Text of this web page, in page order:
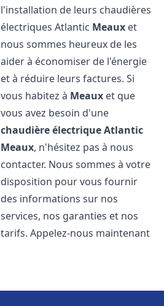
l'installation de leurs chaudières
électriques Atlantic Meaux et
nous sommes heureux de les
aider à économiser de l'énergie
et à réduire leurs factures. Si
vous habitez à Meaux et que
vous avez besoin d'une
chaudière électrique Atlantic
Meaux, n'hésitez pas à nous
contacter. Nous sommes à votre
disposition pour vous fournir
des informations sur nos
services, nos garanties et nos
tarifs. Appelez-nous maintenant